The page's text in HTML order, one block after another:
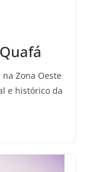
Zona Oeste
e histórico da